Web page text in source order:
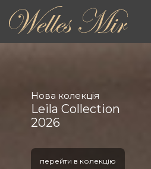
Нова колекція
Leila Collection
2026
перейти в колекцію